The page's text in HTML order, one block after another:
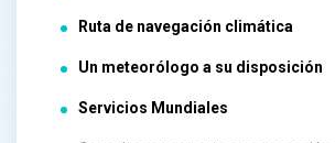
Ruta de navegación climática
Un meteorólogo a su disposición
Servicios Mundiales